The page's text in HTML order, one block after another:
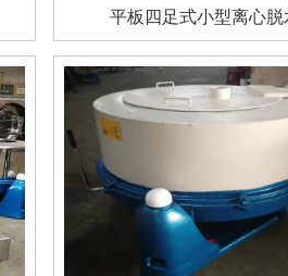
平板四足式小型离心脱